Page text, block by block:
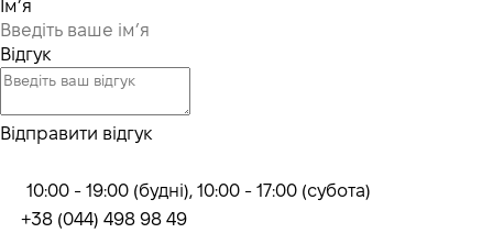
Ім’я
Відгук
Відправити відгук
10:00 - 19:00 (будні), 10:00 - 17:00 (субота)
+38 (044) 498 98 49